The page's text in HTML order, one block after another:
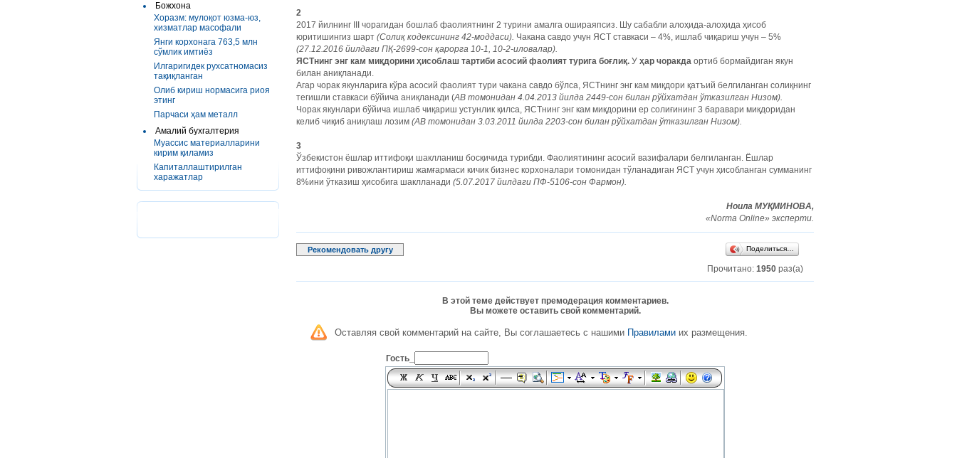
Божхона
Хоразм: мулоқот юзма-юз,
хизматлар масофали
Янги корхонага 763,5 млн
сўмлик имтиёз
Илгаригидек рухсатномасиз
тақиқланган
Олиб кириш нормасига риоя
этинг
Парчаси ҳам металл
Амалий бухгалтерия
Муассис материалларини
кирим қиламиз
Капиталлаштирилган
харажатлар
2
2017 йилнинг III чорагидан бошлаб фаолиятнинг 2 турини амалга ошираяпсиз. Шу сабабли алоҳида-алоҳида ҳисоб
юритишингиз шарт (Солиқ кодексининг 42-моддаси). Чакана савдо учун ЯСТ ставкаси – 4%, ишлаб чиқариш учун – 5%
(27.12.2016 йилдаги ПҚ-2699-сон қарорга 10-1, 10-2-иловалар).
ЯСТнинг энг кам миқдорини ҳисоблаш тартиби асосий фаолият турига боғлиқ. У ҳар чоракда ортиб бормайдиган якун
билан аниқланади.
Агар чорак якунларига кўра асосий фаолият тури чакана савдо бўлса, ЯСТнинг энг кам миқдори қатъий белгиланган солиқнинг
тегишли ставкаси бўйича аниқланади (АВ томонидан 4.04.2013 йилда 2449-сон билан рўйхатдан ўтказилган Низом).
Чорак якунлари бўйича ишлаб чиқариш устунлик қилса, ЯСТнинг энг кам миқдорини ер солиғининг 3 баравари миқдоридан
келиб чиқиб аниқлаш лозим (АВ томонидан 3.03.2011 йилда 2203-сон билан рўйхатдан ўтказилган Низом).
3
Ўзбекистон ёшлар иттифоқи шаклланиш босқичида турибди. Фаолиятининг асосий вазифалари белгиланган. Ёшлар
иттифоқини ривожлантириш жамғармаси кичик бизнес корхоналари томонидан тўланадиган ЯСТ учун ҳисобланган сумманинг
8%ини ўтказиш ҳисобига шаклланади (5.07.2017 йилдаги ПФ-5106-сон Фармон).
Ноила МУҚМИНОВА,
«Norma Online» эксперти.
Рекомендовать другу Поделиться…
Прочитано: 1950 раз(а)
В этой теме действует премодерация комментариев.
Вы можете оставить свой комментарий.
Оставляя свой комментарий на сайте, Вы соглашаетесь с нашими Правилами их размещения.
Гость_